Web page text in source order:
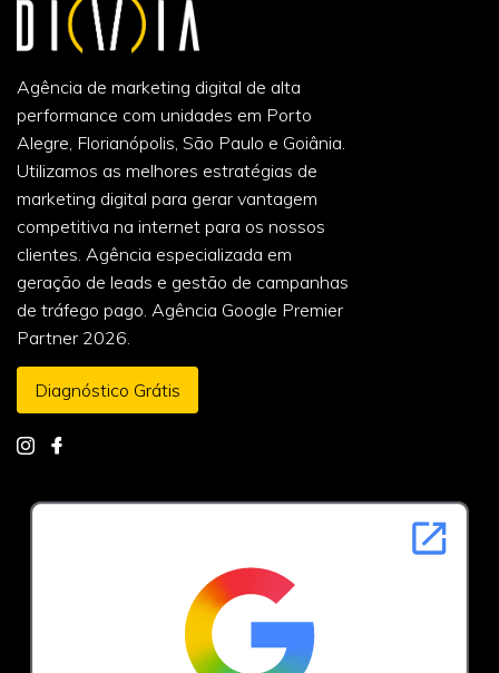
Agência de marketing digital de alta
performance com unidades em Porto
Alegre, Florianópolis, São Paulo e Goiânia.
Utilizamos as melhores estratégias de
marketing digital para gerar vantagem
competitiva na internet para os nossos
clientes. Agência especializada em
geração de leads e gestão de campanhas
de tráfego pago. Agência Google Premier
Partner 2026.
Diagnóstico Grátis